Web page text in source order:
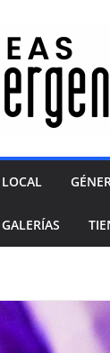
LOCAL
GALERÍAS